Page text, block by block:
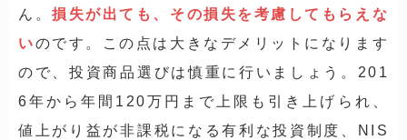
ん。損失が出ても、その損失を考慮してもらえな
いのです。この点は大きなデメリットになります
ので、投資商品選びは慎重に行いましょう。201
6年から年間120万円まで上限も引き上げられ、
値上がり益が非課税になる有利な投資制度、NIS